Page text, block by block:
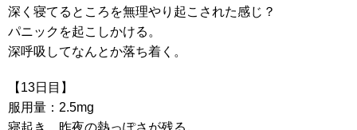
深く寝てるところを無理やり起こされた感じ？
パニックを起こしかける。
深呼吸してなんとか落ち着く。
【13日目】
服用量：2.5mg
寝起き、昨夜の熱っぽさが残る。